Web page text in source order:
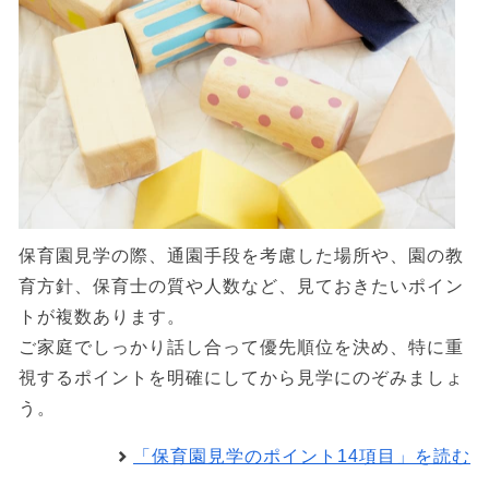
保育園見学の際、通園手段を考慮した場所や、園の教
育方針、保育士の質や人数など、見ておきたいポイン
トが複数あります。
ご家庭でしっかり話し合って優先順位を決め、特に重
視するポイントを明確にしてから見学にのぞみましょ
う。
「保育園見学のポイント14項目」を読む